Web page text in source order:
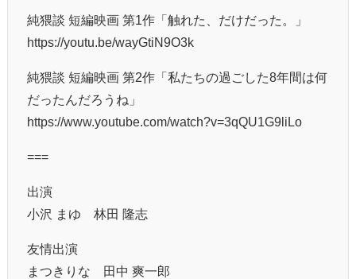
純猥談 短編映画 第1作「触れた、だけだった。」
https://youtu.be/wayGtiN9O3k
純猥談 短編映画 第2作「私たちの過ごした8年間は何
だったんだろうね」
https://www.youtube.com/watch?v=3qQU1G9liLo
===
出演
小沢 まゆ 林田 隆志
友情出演
まつきりな 田中 爽一郎